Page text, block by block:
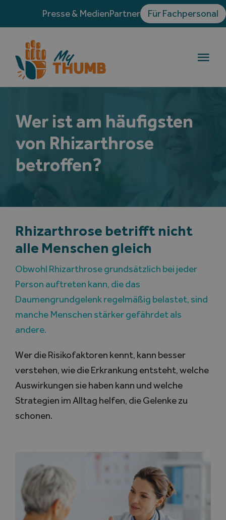
to
content
Presse & MedienPartner Für Fachpersonal
Die Rhizarthrose
Behandlungen
Erfahrungsberichte
Search
for:
Wer ist am häufigsten
von Rhizarthrose
betroffen?
Rhizarthrose betrifft nicht
alle Menschen gleich
Obwohl Rhizarthrose grundsätzlich bei jeder
Person auftreten kann, die das
Daumengrundgelenk regelmäßig belastet, sind
manche Menschen stärker gefährdet als
andere.
Wer die Risikofaktoren kennt, kann besser
verstehen, wie die Erkrankung entsteht, welche
Auswirkungen sie haben kann und welche
Strategien im Alltag helfen, die Gelenke zu
schonen.